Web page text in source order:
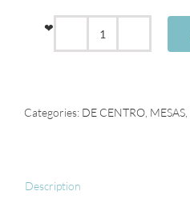
❤
Mesa
quantity
Categories: DE CENTRO MESAS
Description